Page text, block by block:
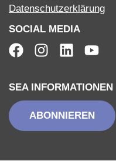
Datenschutzerklärung
SOCIAL MEDIA
SEA INFORMATIONEN
ABONNIEREN